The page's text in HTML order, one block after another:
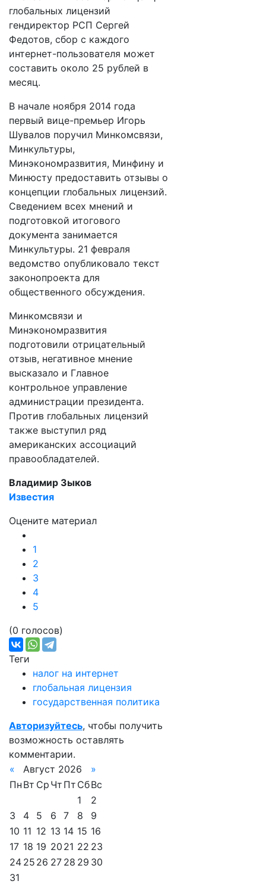
глобальных лицензий
гендиректор РСП Сергей
Федотов, сбор с каждого
интернет-пользователя может
составить около 25 рублей в
месяц.
В начале ноября 2014 года
первый вице-премьер Игорь
Шувалов поручил Минкомсвязи,
Минкультуры,
Минэкономразвития, Минфину и
Минюсту предоставить отзывы о
концепции глобальных лицензий.
Сведением всех мнений и
подготовкой итогового
документа занимается
Минкультуры. 21 февраля
ведомство опубликовало текст
законопроекта для
общественного обсуждения.
Минкомсвязи и
Минэкономразвития
подготовили отрицательный
отзыв, негативное мнение
высказало и Главное
контрольное управление
администрации президента.
Против глобальных лицензий
также выступил ряд
американских ассоциаций
правообладателей.
Владимир Зыков
Известия
Оцените материал
1
2
3
4
5
(0 голосов)
Теги
налог на интернет
глобальная лицензия
государственная политика
Авторизуйтесь, чтобы получить
возможность оставлять
комментарии.
«
Август 2026
»
Пн Вт Ср Чт Пт СбВс
1
2
3
4 5 6 7 8
9
10 11 12 13 14 15 16
17 18 19 20 21 22 23
24 25 26 27 28 29 30
31